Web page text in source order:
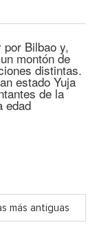
Bilbao y,
montón de
distintas.
estado Yuja
de la
edad
más antiguas